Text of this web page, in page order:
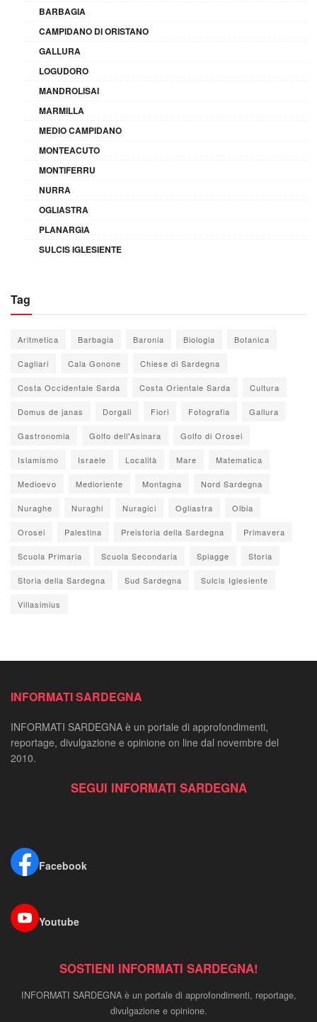
BARBAGIA
CAMPIDANO DI ORISTANO
GALLURA
LOGUDORO
MANDROLISAI
MARMILLA
MEDIO CAMPIDANO
MONTEACUTO
MONTIFERRU
NURRA
OGLIASTRA
PLANARGIA
SULCIS IGLESIENTE
Tag
Aritmetica Barbagia Baronia Biologia Botanica
Cagliari Cala Gonone Chiese di Sardegna
Costa Occidentale Sarda Costa Orientale Sarda Cultura
Domus de janas Dorgali Fiori Fotografia Gallura
Gastronomia Golfo dell'Asinara Golfo di Orosei
Islamismo Israele Località Mare Matematica
Medioevo Medioriente Montagna Nord Sardegna
Nuraghe Nuraghi Nuragici Ogliastra Olbia
Orosei Palestina Preistoria della Sardegna Primavera
Scuola Primaria Scuola Secondaria Spiagge Storia
Storia della Sardegna Sud Sardegna Sulcis Iglesiente
Villasimius
INFORMATI SARDEGNA
INFORMATI SARDEGNA è un portale di approfondimenti,
reportage, divulgazione e opinione on line dal novembre del
2010.
SEGUI INFORMATI SARDEGNA
Facebook
Youtube
SOSTIENI INFORMATI SARDEGNA!
INFORMATI SARDEGNA è un portale di approfondimenti, reportage,
divulgazione e opinione.